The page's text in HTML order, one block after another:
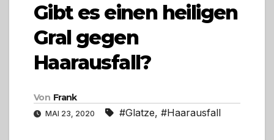
Gibt es einen heiligen
Gral gegen
Haarausfall?
Von Frank
MAI 23, 2020 #Glatze, #Haarausfall